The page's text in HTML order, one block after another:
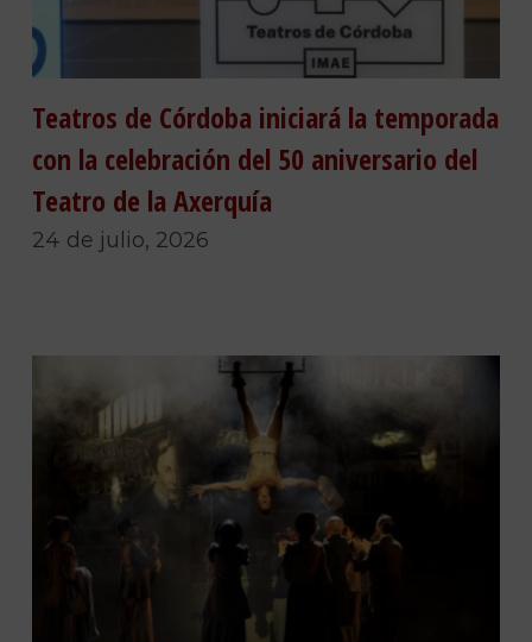
Teatros de Córdoba iniciará la temporada
con la celebración del 50 aniversario del
Teatro de la Axerquía
24 de julio, 2026